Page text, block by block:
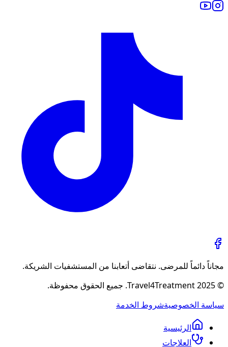
مجاناً دائماً للمرضى. نتقاضى أتعابنا من المستشفيات الشريكة.
© 2025 Travel4Treatment. جميع الحقوق محفوظة.
سياسة الخصوصيةشروط الخدمة
الرئيسية
العلاجات